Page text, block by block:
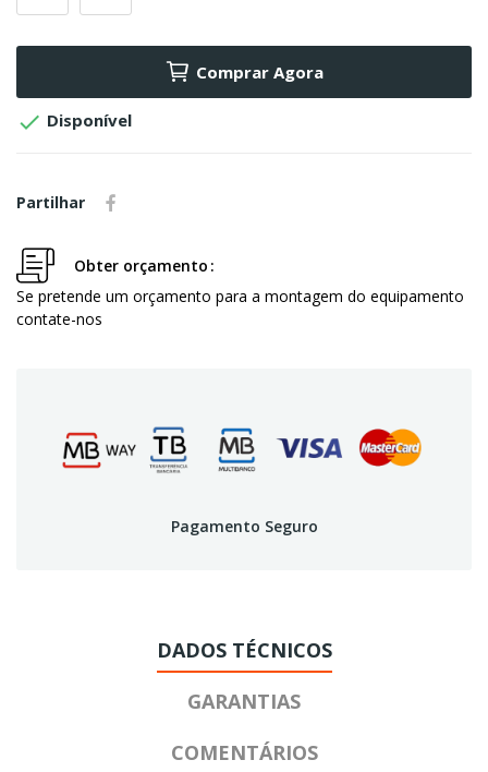
Comprar Agora
 Disponível
Partilhar
Obter orçamento
Se pretende um orçamento para a montagem do equipamento
contate-nos
Pagamento Seguro
DADOS TÉCNICOS
GARANTIAS
COMENTÁRIOS